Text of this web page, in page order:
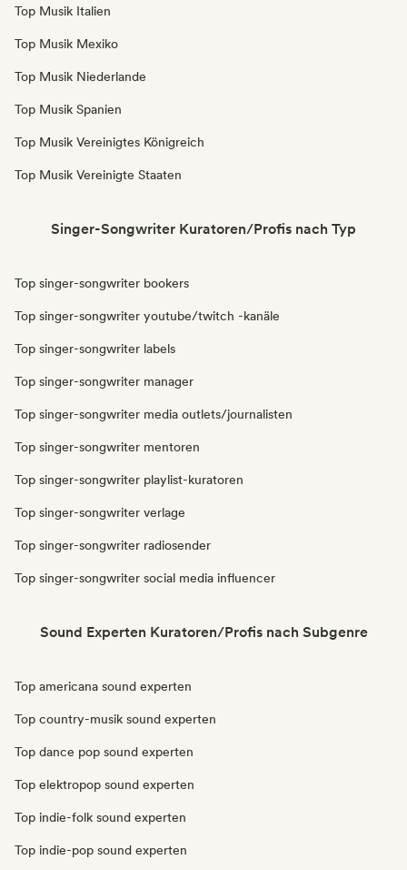
Top Musik Italien
Top Musik Mexiko
Top Musik Niederlande
Top Musik Spanien
Top Musik Vereinigtes Königreich
Top Musik Vereinigte Staaten
Singer-Songwriter Kuratoren/Profis nach Typ
Top singer-songwriter bookers
Top singer-songwriter youtube/twitch -kanäle
Top singer-songwriter labels
Top singer-songwriter manager
Top singer-songwriter media outlets/journalisten
Top singer-songwriter mentoren
Top singer-songwriter playlist-kuratoren
Top singer-songwriter verlage
Top singer-songwriter radiosender
Top singer-songwriter social media influencer
Sound Experten Kuratoren/Profis nach Subgenre
Top americana sound experten
Top country-musik sound experten
Top dance pop sound experten
Top elektropop sound experten
Top indie-folk sound experten
Top indie-pop sound experten